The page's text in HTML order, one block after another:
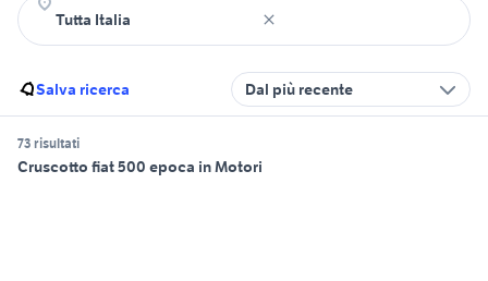
Salva ricerca Dal più recente
73 risultati
Cruscotto fiat 500 epoca in Motori